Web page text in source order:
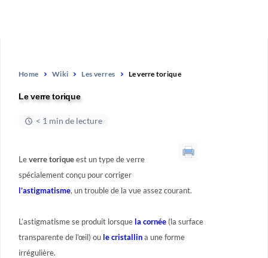
Home Wiki Les verres Le verre torique
Le verre torique
< 1 min de lecture
Leverre toriqueest un type de verre
spécialement conçu pour corriger
l’astigmatisme, un trouble de la vue assez courant.
L’astigmatisme se produit lorsque la cornée (la surface
transparente de l’œil) ou le cristallina une forme
irrégulière.